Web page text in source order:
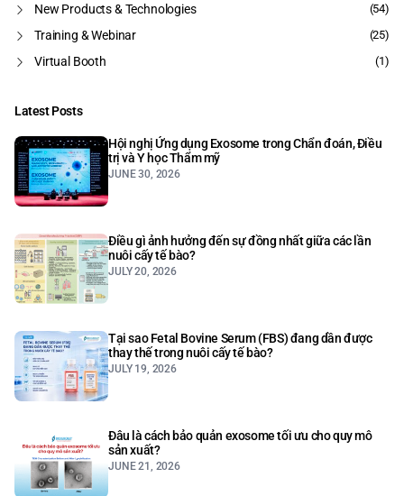
New Products & Technologies (54)
Training & Webinar (25)
Virtual Booth (1)
Latest Posts
Hội nghị Ứng dụng Exosome trong Chẩn đoán, Điều
trị và Y học Thẩm mỹ
JUNE 30, 2026
Điều gì ảnh hưởng đến sự đồng nhất giữa các lần
nuôi cấy tế bào?
JULY 20, 2026
Tại sao Fetal Bovine Serum (FBS) đang dần được
thay thế trong nuôi cấy tế bào?
JULY 19, 2026
Đâu là cách bảo quản exosome tối ưu cho quy mô
sản xuất?
JUNE 21, 2026